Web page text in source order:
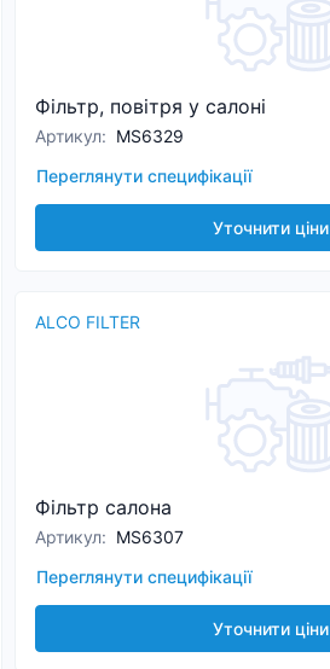
Фільтр, повітря у салоні
Артикул: MS6329
Переглянути специфікації
Уточнити ціни
ALCO FILTER
Фільтр салона
Артикул: MS6307
Переглянути специфікації
Уточнити ціни